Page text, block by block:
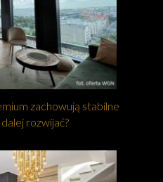
zachowują stabilne
rozwijać?